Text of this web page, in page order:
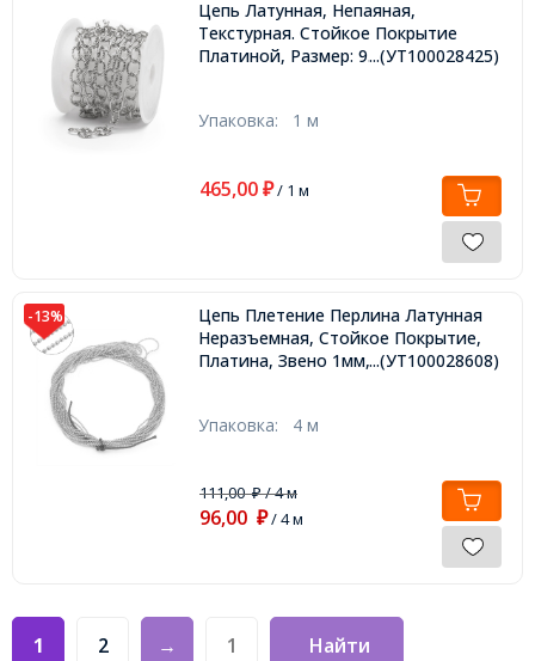
Цепь Латунная, Непаяная,
Текстурная. Стойкое Покрытие
Платиной, Размер: 9.5x7x1.5мм,
...(УТ100028425)
Упаковка: 1 м
465,00 ₽/ 1 м
-13%
Цепь Плетение Перлина Латунная
Неразъемная, Стойкое Покрытие,
Платина, Звено 1мм,...(УТ100028608)
Упаковка: 4 м
111,00₽/ 4 м
96,00 ₽/ 4 м
1 2 → Найти